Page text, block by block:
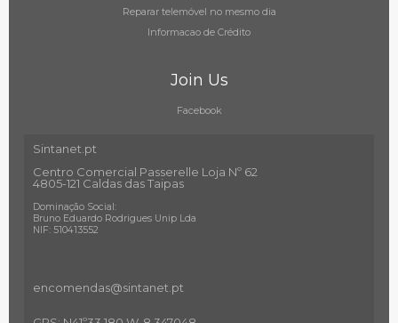
Reparar telemóvel no mesmo dia
Informacao de Crédito
Join Us
Facebook
Sintanet.pt
Centro Comercial Passerelle Loja Nº 62
4805-121 Caldas das Taipas
Dominação Social:
Bruno Eduardo Rodrigues Unip Lda
NIF: 510413552
encomendas@sintanet .pt